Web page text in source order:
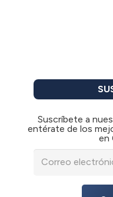
Suscríbete a
entérate de los
en